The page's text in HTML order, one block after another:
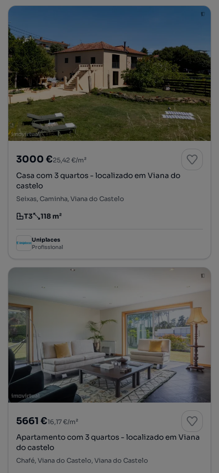
3000 €25,42 €/m²
Casa com 3 quartos - localizado em Viana do
castelo
Seixas, Caminha, Viana do Castelo
Tipologia
T3
Preço por metro quadrado
118 m²
Uniplaces
Profissional
5661 €16,17 €/m²
Apartamento com 3 quartos - localizado em Viana
do castelo
Chafé, Viana do Castelo, Viana do Castelo